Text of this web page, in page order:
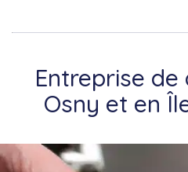
Entreprise
Osny et en